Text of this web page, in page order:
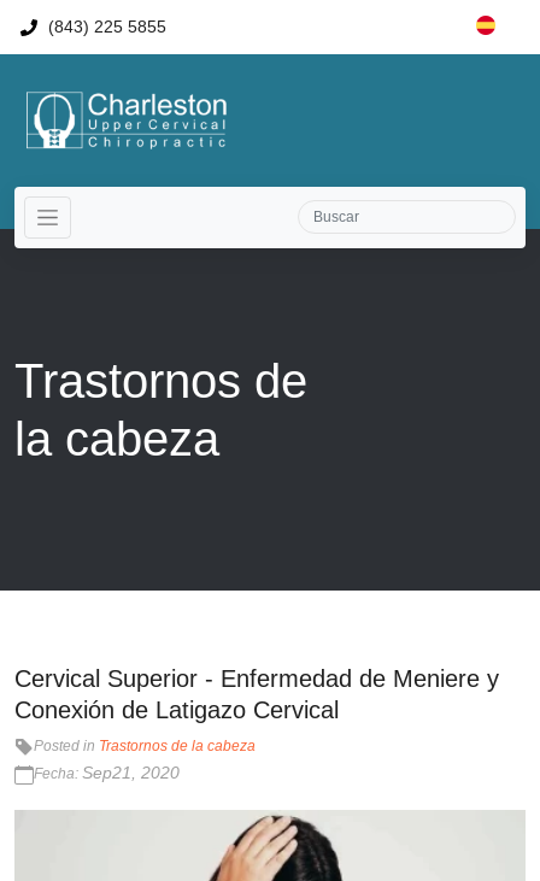
(843) 225 5855
Trastornos de
la cabeza
Cervical Superior - Enfermedad de Meniere y
Conexión de Latigazo Cervical
Posted in Trastornos de la cabeza
Fecha: Sep21, 2020